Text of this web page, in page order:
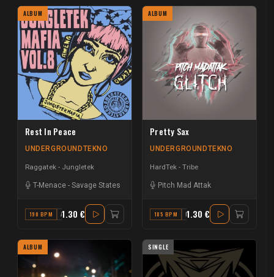
ALBUM
Rest In Peace
UNDERGROUNDTEKNO
Raggatek - Jungletek
T-Menace - Savage States
190 BPM A#1.30 €
ALBUM
Pretty Sax
UNDERGROUNDTEKNO
HardTek - Tribe
Pitch Mad Attak
185 BPM F# MINOR
1.30 €
ALBUM SINGLE